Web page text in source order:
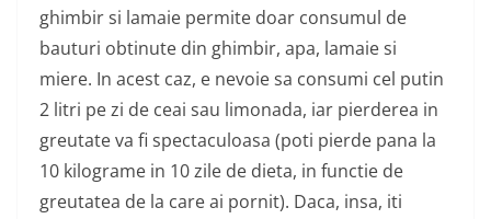
ghimbir si lamaie permite doar consumul de
bauturi obtinute din ghimbir, apa, lamaie si
miere. In acest caz, e nevoie sa consumi cel putin
2 litri pe zi de ceai sau limonada, iar pierderea in
greutate va fi spectaculoasa (poti pierde pana la
10 kilograme in 10 zile de dieta, in functie de
greutatea de la care ai pornit). Daca, insa, iti